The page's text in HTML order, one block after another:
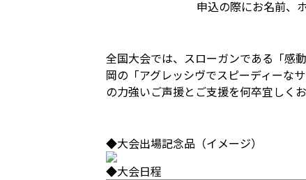
申込の際にお名前、
全国大会では、スローガンである「感
岡の「アグレッシヴでスピーディーな
の力強いご声援とご支援を何卒宜しくお
◆大会出場記念品（イメージ）
◆大会日程